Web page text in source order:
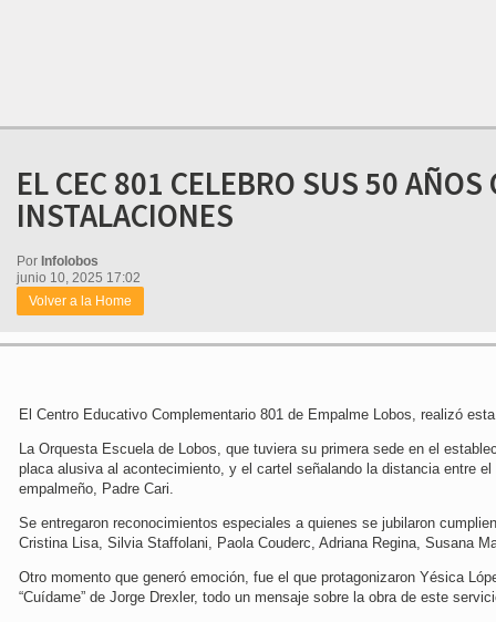
EL CEC 801 CELEBRO SUS 50
INSTALACIONES
Por Infolobos
junio 10, 2025 17:02
Volver a la Home
El Centro Educativo Complementario 801 de Empalme Lobos, realizó
La Orquesta Escuela de Lobos, que tuviera su primera sede en el
placa alusiva al acontecimiento, y el cartel señalando la distancia entre
empalmeño, Padre Cari.
Se entregaron reconocimientos especiales a quienes se jubilaron
Cristina Lisa, Silvia Staffolani, Paola Couderc, Adriana Regina, Susana
Otro momento que generó emoción, fue el que protagonizaron Yésica
“Cuídame” de Jorge Drexler, todo un mensaje sobre la obra de este